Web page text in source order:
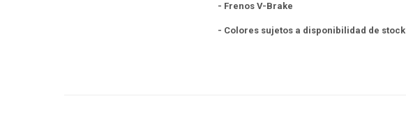
- Frenos V-Brake
- Colores sujetos a disponibilidad de stock